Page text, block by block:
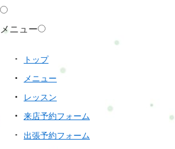
メニュー
トップ
メニュー
レッスン
来店予約フォーム
出張予約フォーム